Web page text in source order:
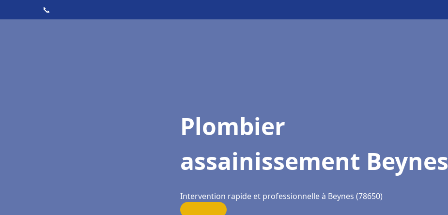
📞
Plombier
assainissement Beynes
Intervention rapide et professionnelle à Beynes (78650)